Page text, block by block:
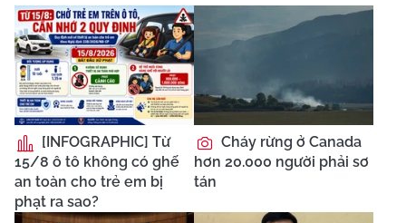
[INFOGRAPHIC] Từ
15/8 ô tô không có ghế
an toàn cho trẻ em bị
phạt ra sao?
Cháy rừng ở Canada
hơn 20.000 người phải sơ
tán